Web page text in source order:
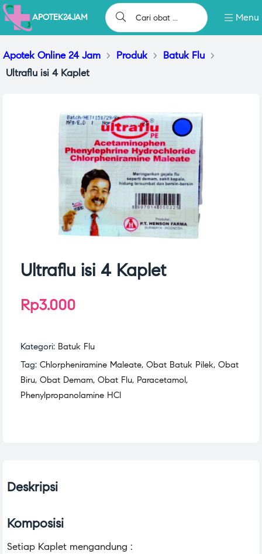
APOTEK24JAM Menu
Apotek Online 24 Jam > Produk > Batuk Flu >
Ultraflu isi 4 Kaplet
Ultraflu isi 4 Kaplet
Rp3.000
Kategori: Batuk Flu
Tag: Chlorpheniramine Maleate, Obat Batuk Pilek, Obat
Biru, Obat Demam, Obat Flu, Paracetamol,
Phenylpropanolamine HCl
Deskripsi
Komposisi
Setiap Kaplet mengandung :